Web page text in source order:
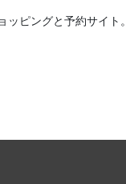
ッピングと予約サイト。